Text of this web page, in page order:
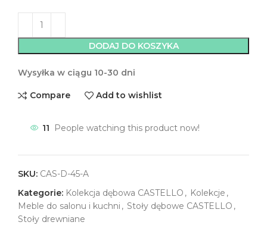
DODAJ DO KOSZYKA
Wysyłka w ciągu 10-30 dni
Compare Add to wishlist
11 People watching this product now!
SKU: CAS-D-45-A
Kategorie: Kolekcja dębowa CASTELLO , Kolekcje ,
Meble do salonu i kuchni , Stoły dębowe CASTELLO ,
Stoły drewniane